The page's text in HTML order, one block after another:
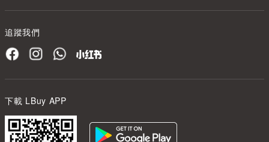
追蹤我們
下載 LBuy APP